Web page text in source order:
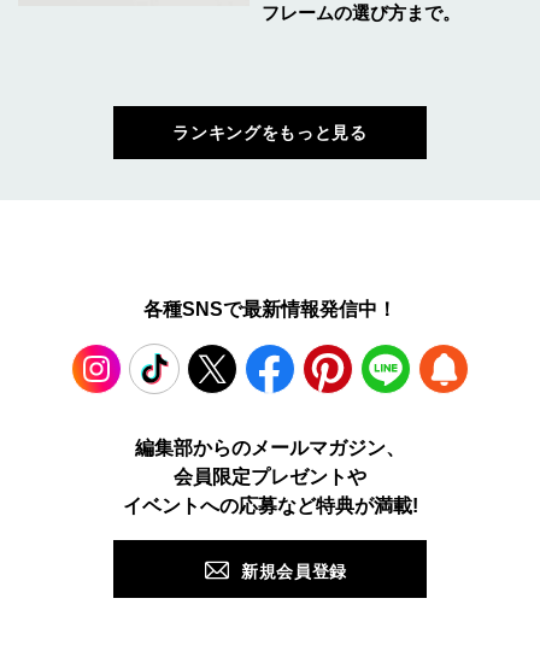
フレームの選び方まで。
ランキングをもっと見る
各種SNSで最新情報発信中！
TikTok Facebook Pinterest LINE
編集部からのメールマガジン、
会員限定プレゼントや
イベントへの応募など特典が満載!
新規会員登録